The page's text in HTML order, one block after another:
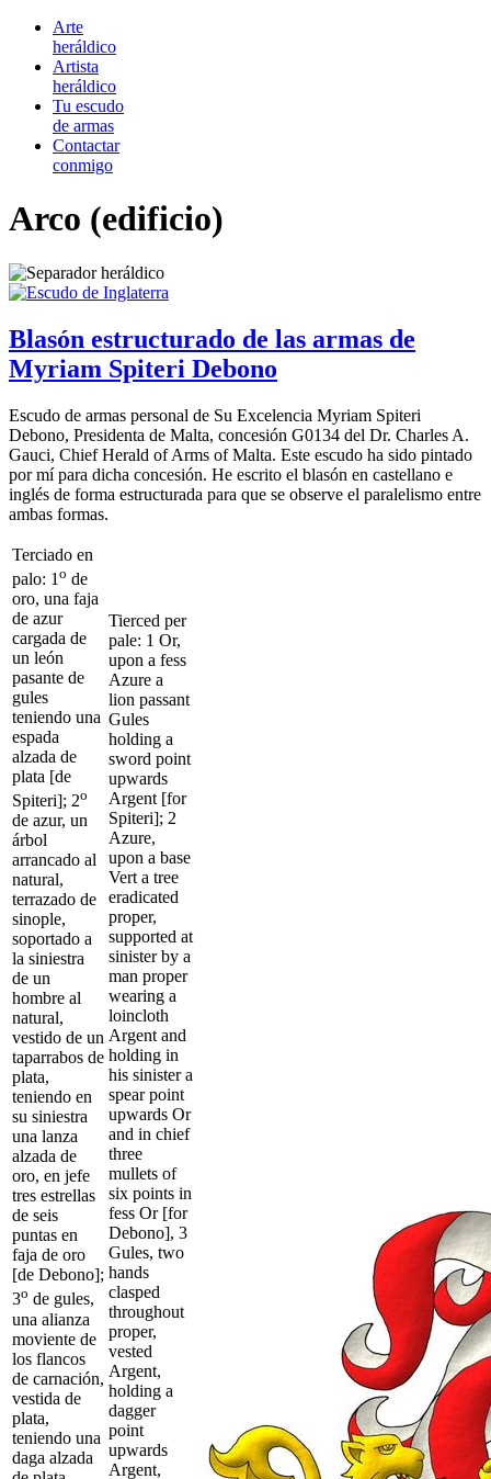
Arte
heráldico
Artista
heráldico
Tu escudo
de armas
Contactar
conmigo
Arco (edificio)
Blasón estructurado de las armas de
Myriam Spiteri Debono
Escudo de armas personal de Su Excelencia Myriam Spiteri
Debono, Presidenta de Malta, concesión G0134 del Dr. Charles A.
Gauci, Chief Herald of Arms of Malta. Este escudo ha sido pintado
por mí para dicha concesión. He escrito el blasón en castellano e
inglés de forma estructurada para que se observe el paralelismo entre
ambas formas.
Terciado en
palo: 1 o de
oro, una faja
de azur
cargada de
un león
pasante de
gules
teniendo una
espada
alzada de
plata [de
Spiteri]; 2o
de azur, un
árbol
arrancado al
natural,
terrazado de
sinople,
soportado a
la siniestra
de un
hombre al
natural,
vestido de un
taparrabos de
plata,
teniendo en
su siniestra
una lanza
alzada de
oro, en jefe
tres estrellas
de seis
puntas en
faja de oro
[de Debono];
3o de gules,
una alianza
moviente de
los flancos
de carnación,
vestida de
plata,
teniendo una
daga alzada
Tierced per
pale: 1 Or,
upon a fess
Azure a
lion passant
Gules
holding a
sword point
upwards
Argent [for
Spiteri]; 2
Azure,
upon a base
Vert a tree
eradicated
proper,
supported at
sinister by a
man proper
wearing a
loincloth
Argent and
holding in
his sinister a
spear point
upwards Or
and in chief
three
mullets of
six points in
fess Or [for
Debono], 3
Gules, two
hands
clasped
throughout
proper,
vested
Argent,
holding a
dagger
point
upwards
Argent,